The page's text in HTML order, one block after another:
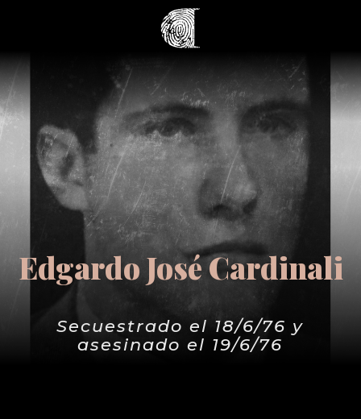
Edgardo José Cardinali
Secuestrado el 18/6/76 y
asesinado el 19/6/76